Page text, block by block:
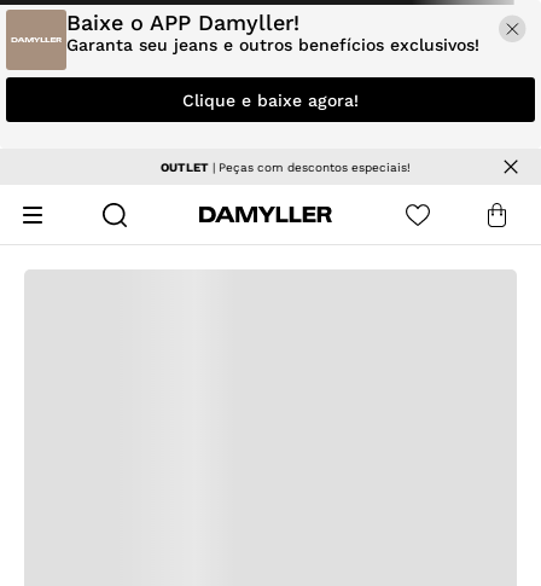
Baixe o APP Damyller!
Garanta seu jeans e outros benefícios exclusivos!
Clique e baixe agora!
OUTLET| Peças com descontos especiais!